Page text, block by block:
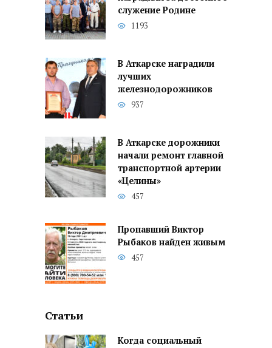
служение Родине
1193
В Аткарске наградили
лучших
железнодорожников
937
В Аткарске дорожники
начали ремонт главной
транспортной артерии
«Целины»
457
Пропавший Виктор
Рыбаков найден живым
457
Статьи
Когда социальный